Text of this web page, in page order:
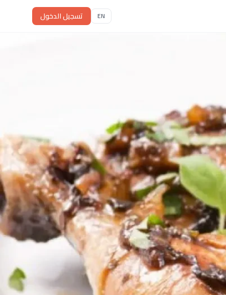
EN تسجيل الدخول